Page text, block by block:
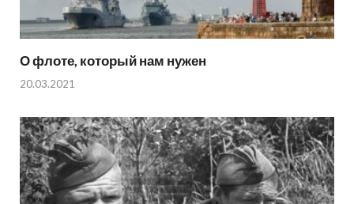
О флоте, который нам нужен
20.03.2021